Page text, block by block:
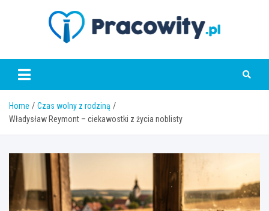
pracowity.pl
Home
Czas wolny z rodziną
Władysław Reymont – ciekawostki z życia noblisty